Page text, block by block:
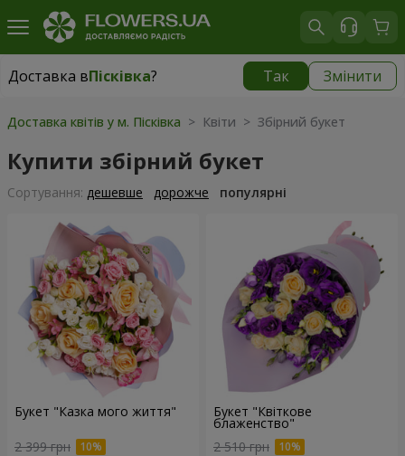
Доставка вПісківка? Так Змінити
Доставка вПісківка|
Доставка квітів у м. Пісківка > Квіти > Збірний букет
Купити збірний букет
Сортування: дешевше дорожче популярні
Букет "Казка мого життя"
2 399 грн
Букет "Квіткове
блаженство"
2 510 грн